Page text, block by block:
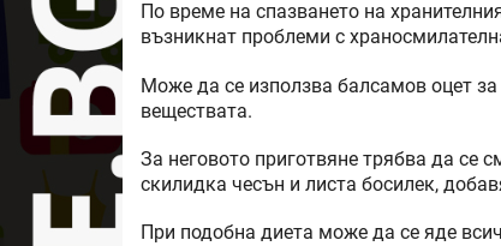
По време на спазването на
възникнат проблеми с
Може да се използва балсамов оцет
веществата.
За неговото приготвяне трябва да се
скилидка чесън и листа босилек,
При подобна диета може да се яде